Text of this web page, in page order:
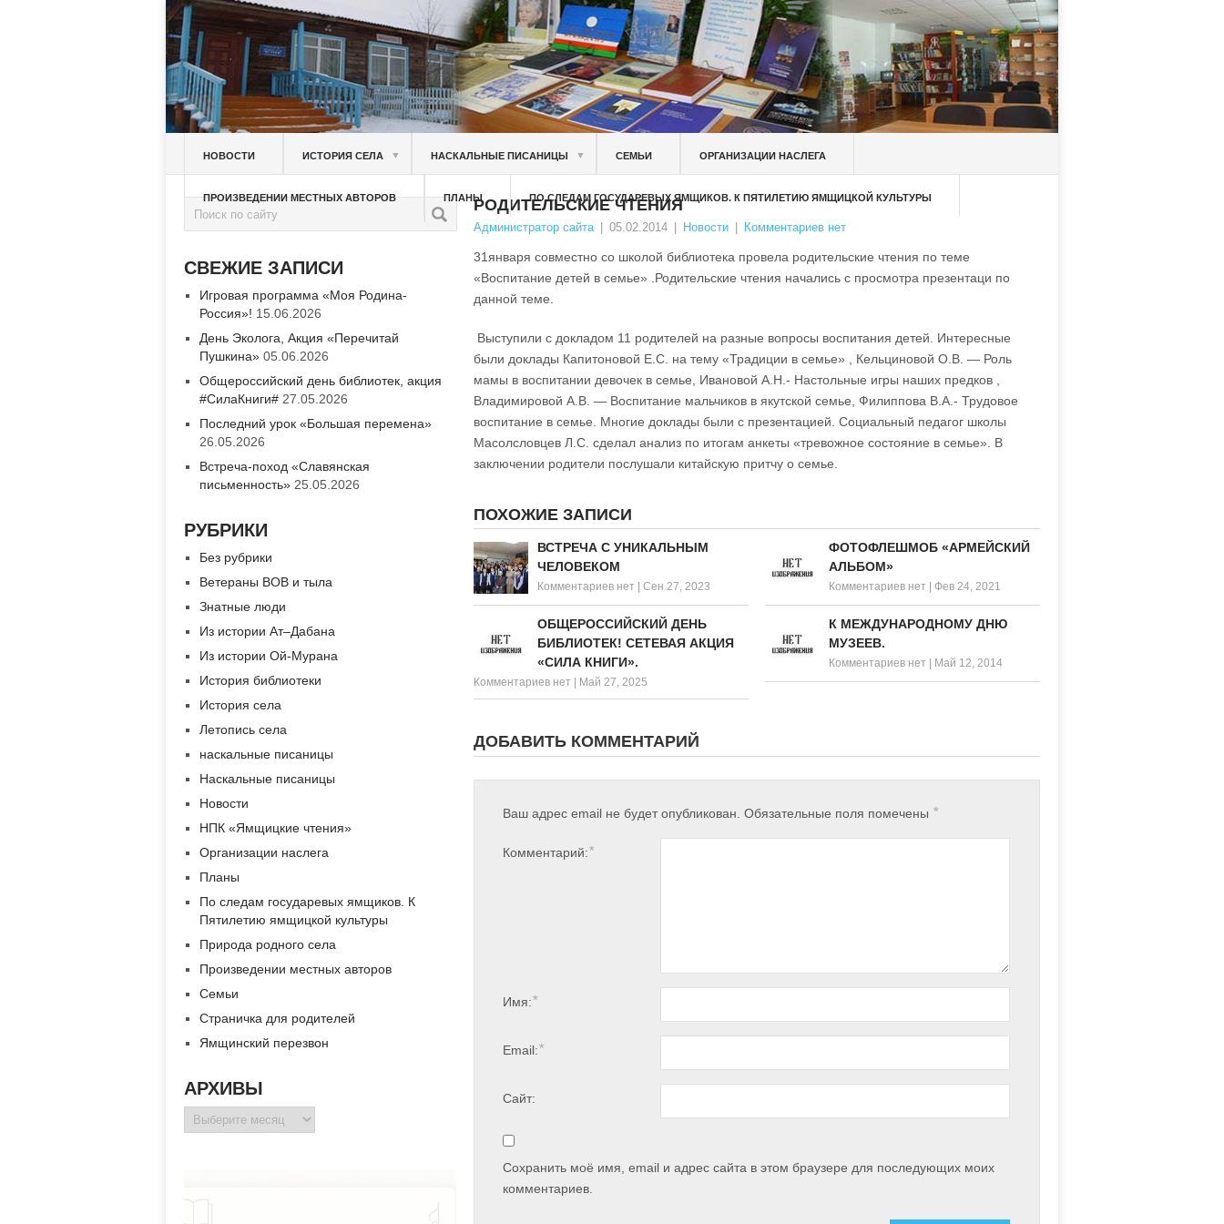
НОВОСТИ ИСТОРИЯ СЕЛА ▼ НАСКАЛЬНЫЕ ПИСАНИЦЫ ▼ СЕМЬИ ОРГАНИЗАЦИИ НАСЛЕГА
ПРОИЗВЕДЕНИИ МЕСТНЫХ АВТОРОВ ПЛАНЫ ПО СЛЕДАМ ГОСУДАРЕВЫХ ЯМЩИКОВ. К ПЯТИЛЕТИЮ ЯМЩИЦКОЙ КУЛЬТУРЫ
РОДИТЕЛЬСКИЕ ЧТЕНИЯ
Администратор сайта 05.02.2014 Новости Комментариев нет
31января совместно со школой библиотека провела родительские чтения по теме
«Воспитание детей в семье» .Родительские чтения начались с просмотра презентаци по
данной теме.
Выступили с докладом 11 родителей на разные вопросы воспитания детей. Интересные
были доклады Капитоновой Е.С. на тему «Традиции в семье» , Кельциновой О.В. — Роль
мамы в воспитании девочек в семье, Ивановой А.Н.- Настольные игры наших предков ,
Владимировой А.В. — Воспитание мальчиков в якутской семье, Филиппова В.А.- Трудовое
воспитание в семье. Многие доклады были с презентацией. Социальный педагог школы
Масолсловцев Л.С. сделал анализ по итогам анкеты «тревожное состояние в семье». В
заключении родители послушали китайскую притчу о семье.
ПОХОЖИЕ ЗАПИСИ
ВСТРЕЧА С УНИКАЛЬНЫМ
ЧЕЛОВЕКОМ
Комментариев нет Сен 27, 2023
ФОТОФЛЕШМОБ «АРМЕЙСКИЙ
АЛЬБОМ»
Комментариев нет |Фев 24, 2021
ОБЩЕРОССИЙСКИЙ ДЕНЬ
БИБЛИОТЕК! СЕТЕВАЯ АКЦИЯ
«СИЛА КНИГИ».
Комментариев нет Май 27, 2025
К МЕЖДУНАРОДНОМУ ДНЮ
МУЗЕЕВ.
Комментариев нет Май 12, 2014
ДОБАВИТЬ КОММЕНТАРИЙ
Ваш адрес email не будет опубликован. Обязательные поля помечены *
Комментарий:*
Имя:*
Email:*
Сайт:
Сохранить моё имя, email и адрес сайта в этом браузере для последующих моих
комментариев.
СВЕЖИЕ ЗАПИСИ
Игровая программа «Моя Родина-
Россия»! 15.06.2026
День Эколога, Акция «Перечитай
Пушкина» 05.06.2026
Общероссийский день библиотек, акция
#СилаКниги# 27.05.2026
Последний урок «Большая перемена»
26.05.2026
Встреча-поход «Славянская
письменность» 25.05.2026
РУБРИКИ
Без рубрики
Ветераны ВОВ и тыла
Знатные люди
Из истории Ат–Дабана
Из истории Ой-Мурана
История библиотеки
История села
Летопись села
наскальные писаницы
Наскальные писаницы
Новости
НПК «Ямщицкие чтения»
Организации наслега
Планы
По следам государевых ямщиков. К
Пятилетию ямщицкой культуры
Природа родного села
Произведении местных авторов
Семьи
Страничка для родителей
Ямщинский перезвон
АРХИВЫ
Архивы